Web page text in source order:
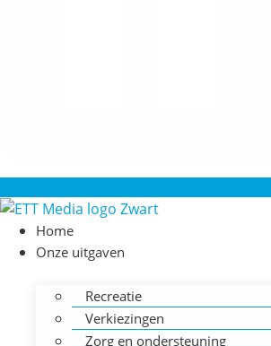
Home
Onze uitgaven
Recreatie
Verkiezingen
Zorg en ondersteuning